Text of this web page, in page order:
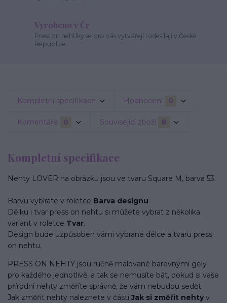
Vyrobeno v Čr
Press on nehtíky se pro vás vytvářejí i odesílají v České
Republice.
Kompletní specifikace Hodnocení 0
Komentáře 0 Související zboží 8
Kompletní specifikace
Nehty LOVER na obrázku jsou ve tvaru Square M, barva 53.
Barvu vybíráte v roletce Barva designu.
Délku i tvar press on nehtu si můžete vybrat z několika
variant v roletce Tvar.
Design bude uzpůsoben vámi vybrané délce a tvaru press
on nehtu.
PRESS ON NEHTY jsou ručně malované barevnými gely
pro každého jednotlivě, a tak se nemusíte bát, pokud si vaše
přírodní nehty změříte správně, že vám nebudou sedět.
Jak změřit nehty naleznete v části Jak si změřit nehty v